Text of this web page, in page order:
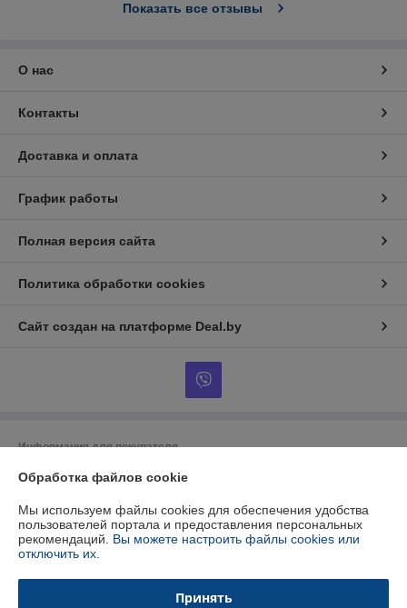
Показать все отзывы
О нас
Контакты
Доставка и оплата
График работы
Полная версия сайта
Политика обработки cookies
Сайт создан на платформе Deal.by
Информация для покупателя
Юридическое лицо:ООО "БУРАН-Техно"
Регистрационный номер ЕГР: 192412723
УНП: 192412723
Регистрационный орган: Минский горисполком
Дата регистрации компании: 26.01.2015
Обработка файлов cookie
Мы используем файлы cookies для обеспечения удобства
пользователей портала и предоставления персональных
рекомендаций. Вы можете настроить файлы cookies или
отключить их.
Принять